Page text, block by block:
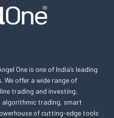
One is one of India’s leading
We offer a wide range of
trading and investing,
algorithmic trading, smart
of cutting-edge tools